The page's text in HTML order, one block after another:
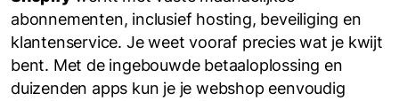
abonnementen, inclusief hosting, beveiliging en
klantenservice. Je weet vooraf precies wat je kwijt
bent. Met de ingebouwde betaaloplossing en
duizenden apps kun je je webshop eenvoudig